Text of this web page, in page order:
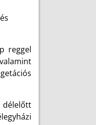
reggel